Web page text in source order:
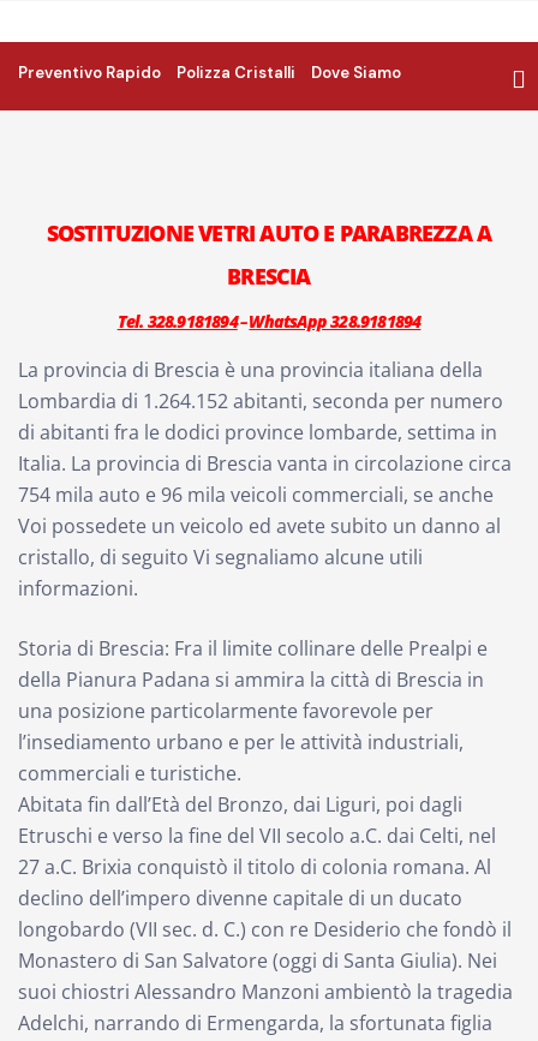
Preventivo Rapido Polizza Cristalli Dove Siamo
SOSTITUZIONE VETRI AUTO E PARABREZZA A
BRESCIA
Tel. 328.9181894–WhatsApp 328.9181894
La provincia di Brescia è una provincia italiana della
Lombardia di 1.264.152 abitanti, seconda per numero
di abitanti fra le dodici province lombarde, settima in
Italia. La provincia di Brescia vanta in circolazione circa
754 mila auto e 96 mila veicoli commerciali, se anche
Voi possedete un veicolo ed avete subito un danno al
cristallo, di seguito Vi segnaliamo alcune utili
informazioni.
Storia di Brescia: Fra il limite collinare delle Prealpi e
della Pianura Padana si ammira la città di Brescia in
una posizione particolarmente favorevole per
l’insediamento urbano e per le attività industriali,
commerciali e turistiche.
Abitata fin dall’Età del Bronzo, dai Liguri, poi dagli
Etruschi e verso la fine del VII secolo a.C. dai Celti, nel
27 a.C. Brixia conquistò il titolo di colonia romana. Al
declino dell’impero divenne capitale di un ducato
longobardo (VII sec. d. C.) con re Desiderio che fondò il
Monastero di San Salvatore (oggi di Santa Giulia). Nei
suoi chiostri Alessandro Manzoni ambientò la tragedia
Adelchi, narrando di Ermengarda, la sfortunata figlia